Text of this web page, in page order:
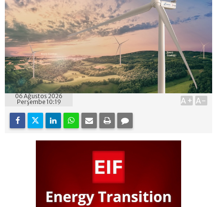
06 Ağustos 2026
Perşembe 10:19
A+ A-